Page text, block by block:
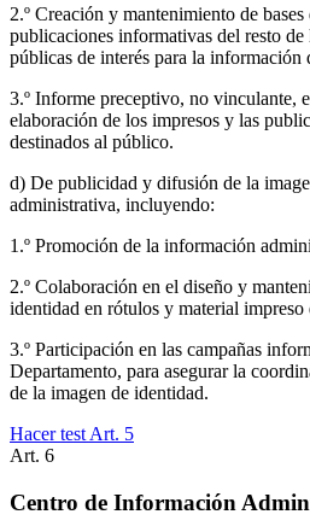
2.º Creación y mantenimiento de
publicaciones informativas del resto
públicas de interés para la información
3.º Informe preceptivo, no vinculante,
elaboración de los impresos y las
destinados al público.
d) De publicidad y difusión de la
administrativa, incluyendo:
1.º Promoción de la información
2.º Colaboración en el diseño y
identidad en rótulos y material impreso
3.º Participación en las campañas
Departamento, para asegurar la
de la imagen de identidad.
Hacer test Art. 5
Art. 6
Centro de Información